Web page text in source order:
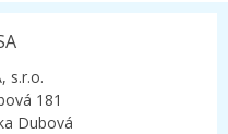
s.r.o.
181
Dubová